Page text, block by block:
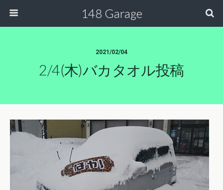
148 Garage
2021/02/04
2/4(木)バカタオル投稿